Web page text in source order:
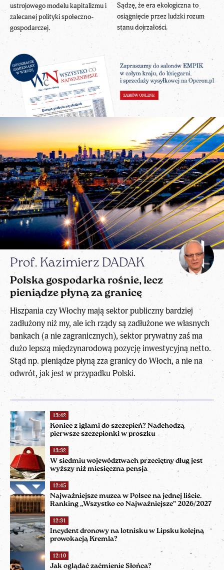
ustrojowego modelu kapitalizmu i
zalecanej polityki społeczno-
gospodarczej.
Sądzę, że era ekologiczna to
osiągnięcie przez ludzki rozum
stanu dojrzałości.
13:42
Koniec z igłami do szczepień? Nadchodzą
pierwsze szczepionki w proszku
13:32
W siedmiu województwach przeciętny dług jest
wyższy niż miesięczna pensja
12:45
Najważniejsze muzea w Polsce na jednej liście.
Ranking „Wszystko co Najważniejsze” 2026/2027
12:31
Incydent dronowy na lotnisku w Lipsku kolejną
prowokacją Kremla?
12:10
Jak oglądać zaćmienie Słońca?
Prof. Kazimierz DADAK
Polska gospodarka rośnie, lecz
pieniądze płyną za granicę
Hiszpania czy Włochy mają sektor publiczny bardziej
zadłużony niż my, ale ich rządy są zadłużone we własnych
bankach (a nie zagranicznych), sektor prywatny zaś ma
dużo lepszą międzynarodową pozycję inwestycyjną netto.
Stąd np. pieniądze płyną zza granicy do Włoch, a nie na
odwrót, jak jest w przypadku Polski.